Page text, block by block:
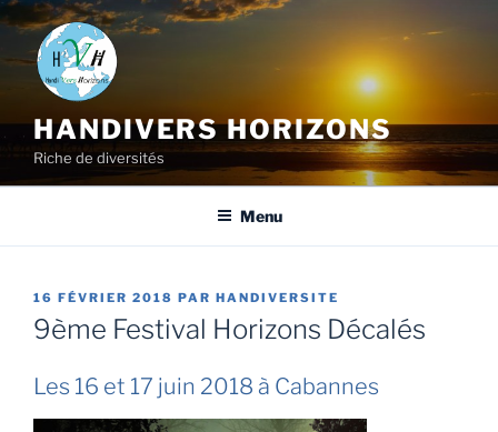
HANDIVERS HORIZONS
Riche de diversités
Menu
16 FÉVRIER 2018 PAR HANDIVERSITE
9ème Festival Horizons Décalés
Les 16 et 17 juin 2018 à Cabannes